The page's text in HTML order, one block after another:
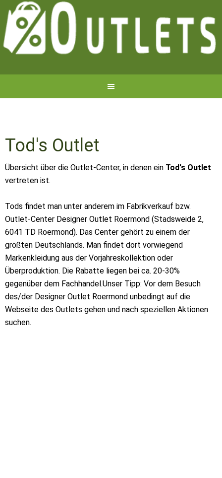
Tod's Outlet
Übersicht über die Outlet-Center, in denen ein Tod's Outlet
vertreten ist.
Tods findet man unter anderem im Fabrikverkauf bzw.
Outlet-Center Designer Outlet Roermond (Stadsweide 2,
6041 TD Roermond). Das Center gehört zu einem der
größten Deutschlands. Man findet dort vorwiegend
Markenkleidung aus der Vorjahreskollektion oder
Überproduktion. Die Rabatte liegen bei ca. 20-30%
gegenüber dem Fachhandel.Unser Tipp: Vor dem Besuch
des/der Designer Outlet Roermond unbedingt auf die
Webseite des Outlets gehen und nach speziellen Aktionen
suchen.